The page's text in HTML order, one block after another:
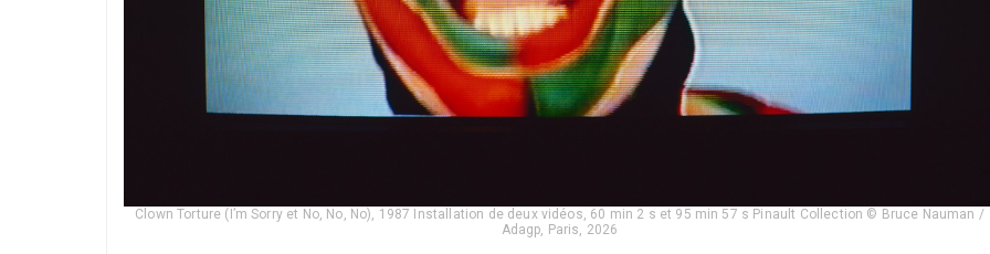
Clown Torture (I’m Sorry et No, No, No), 1987 Installation de deux vidéos, 60 min 2 s et 95 min 57 s Pinault Collection © Bruce Nauman /
Adagp, Paris, 2026